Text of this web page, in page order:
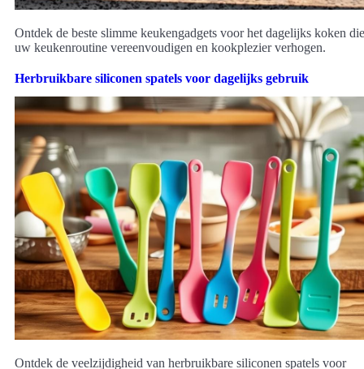
Ontdek de beste slimme keukengadgets voor het dagelijks koken die
uw keukenroutine vereenvoudigen en kookplezier verhogen.
Herbruikbare siliconen spatels voor dagelijks gebruik
Ontdek de veelzijdigheid van herbruikbare siliconen spatels voor